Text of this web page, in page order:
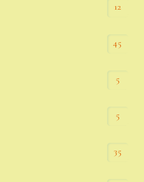
12
45
5
5
35